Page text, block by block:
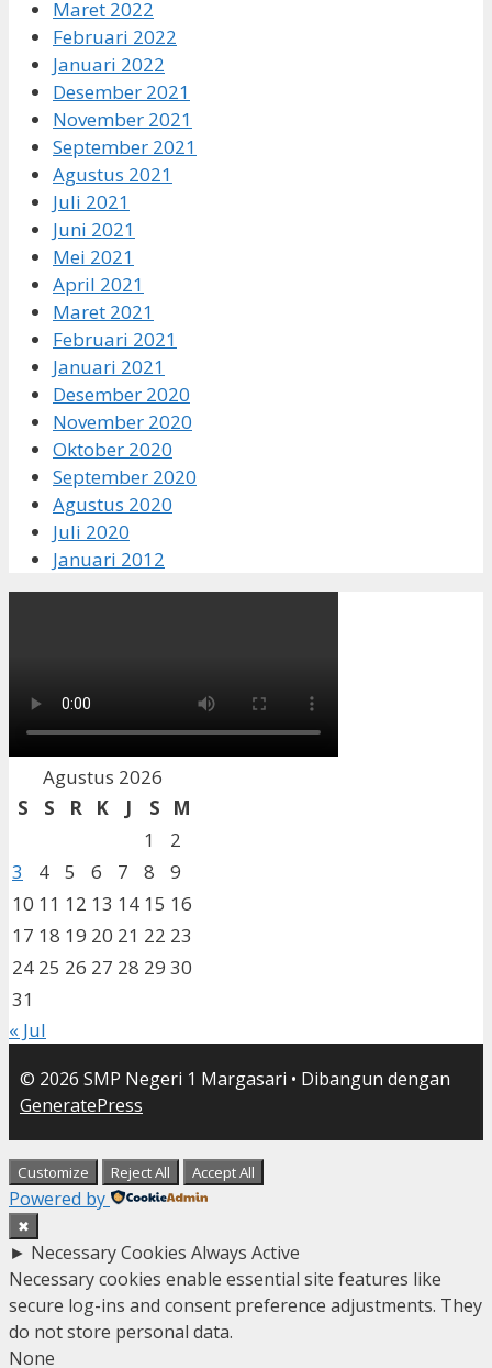
Maret 2022
Februari 2022
Januari 2022
Desember 2021
November 2021
September 2021
Agustus 2021
Juli 2021
Juni 2021
Mei 2021
April 2021
Maret 2021
Februari 2021
Januari 2021
Desember 2020
November 2020
Oktober 2020
September 2020
Agustus 2020
Juli 2020
Januari 2012
Agustus 2026
S
S R K J S
M
1
2
3
4 5 6 7 8
9
10 11 12 13 14 15 16
17 18 19 20 21 22 23
24 25 26 27 28 29 30
31
« Jul
© 2026 SMP Negeri 1 Margasari • Dibangun dengan
GeneratePress
Customize Reject All Accept All
Powered by
✖
► Necessary Cookies Always Active
Necessary cookies enable essential site features like
secure log-ins and consent preference adjustments. They
do not store personal data.
None